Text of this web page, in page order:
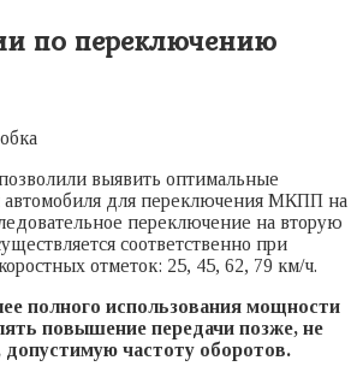
по переключению
выявить оптимальные
автомобиля для переключения МКПП на
переключение на вторую
соответственно при
отметок: 25, 45, 62, 79 км/ч.
полного использования мощности
повышение передачи позже, не
частоту оборотов.